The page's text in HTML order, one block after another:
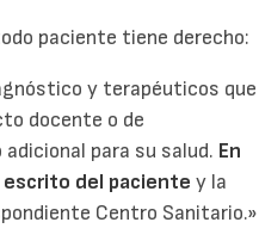
paciente tiene derecho:
y terapéuticos que
docente o de
para su salud. En
escrito del paciente y la
Centro Sanitario.»